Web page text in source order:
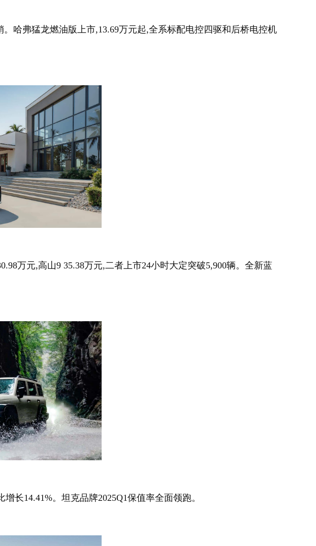
哈弗猛龙燃油版上市,13.69万元起,全系标配电控四驱和后桥电控机
万元,高山9 35.38万元,二者上市24小时大定突破5,900辆。全新蓝
长14.41%。坦克品牌2025Q1保值率全面领跑。